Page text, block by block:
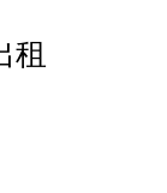
租